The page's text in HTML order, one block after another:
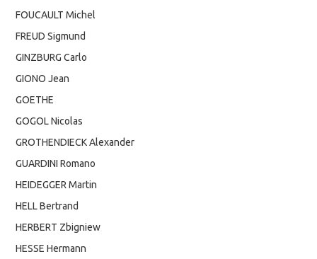
FOUCAULT Michel
FREUD Sigmund
GINZBURG Carlo
GIONO Jean
GOETHE
GOGOL Nicolas
GROTHENDIECK Alexander
GUARDINI Romano
HEIDEGGER Martin
HELL Bertrand
HERBERT Zbigniew
HESSE Hermann